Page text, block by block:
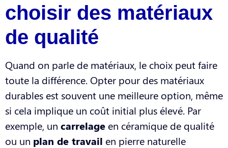
choisir des matériaux
de qualité
Quand on parle de matériaux, le choix peut faire
toute la différence. Opter pour des matériaux
durables est souvent une meilleure option, même
si cela implique un coût initial plus élevé. Par
exemple, un carrelage en céramique de qualité
ou un plan de travail en pierre naturelle